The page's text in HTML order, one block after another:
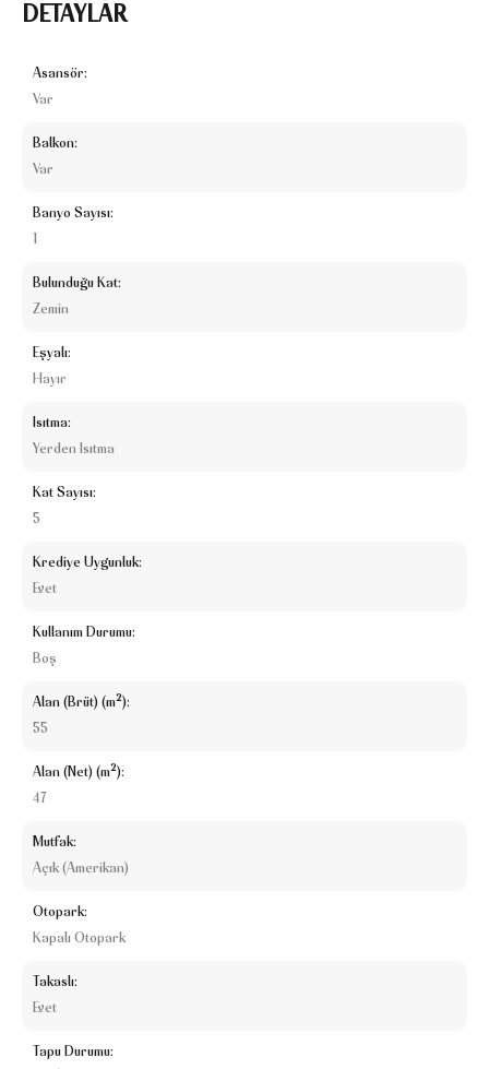
DETAYLAR
Asansör:
Var
Balkon:
Var
Banyo Sayısı:
1
Bulunduğu Kat:
Zemin
Eşyalı:
Hayır
Isıtma:
Yerden Isıtma
Kat Sayısı:
5
Krediye Uygunluk:
Evet
Kullanım Durumu:
Boş
Alan (Brüt) (m²):
55
Alan (Net) (m²):
47
Mutfak:
Açık (Amerikan)
Otopark:
Kapalı Otopark
Takaslı:
Evet
Tapu Durumu: